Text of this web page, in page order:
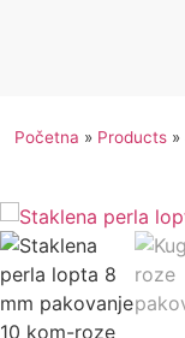
Početna » Products »